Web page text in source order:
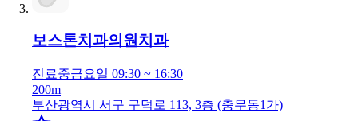
보스톤치과의원치과
진료중금요일 09:30 ~ 16:30
200m
부산광역시 서구 구덕로 113, 3층 (충무동1가)